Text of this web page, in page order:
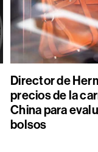
Director de
precios de la
China para
bolsos